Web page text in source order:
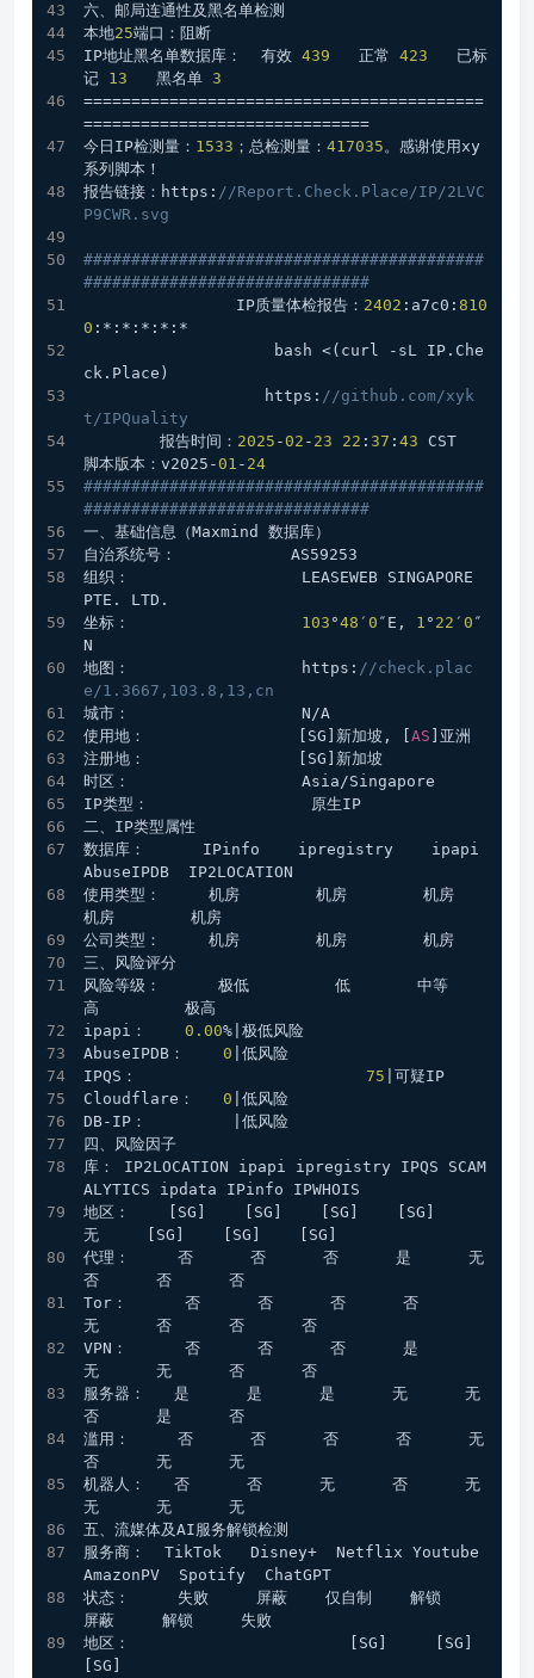
六、邮局连通性及黑名单检测
本地25端口：阻断
IP地址黑名单数据库：  有效 439
   正常
423
   已标
记 13
   黑名单
3
==========================================
==============================
今日IP检测量： 1533 ；总检测量： 417035。感谢使用xy
系列脚本！
报告链接：https: //Report.Check.Place/IP/2LVC
P9CWR.svg
##########################################
##############################
                IP质量体检报告：
2402 :a7c0: 810
0 :*:*:*:*:*
ck.Place)
                   https:
//github.com/xyk
t/IPQuality
        报告时间：
2025 -02 - 23 22 : 37 : 43 CST
脚本版本：v2025-01 - 24
##########################################
##############################
一、基础信息（Maxmind 数据库）
自治系统号：            AS59253
组织：                  LEASEWEB SINGAPORE
PTE. LTD.
坐标： 103 °48 ′ 0 ″E, 1 ° 22 ′ 0 ″
N
地图：                  https: //check.plac
e/1.3667,103.8,13,cn
城市：                  N/A
使用地：                [SG]新加坡, [ AS ]亚洲
注册地：                [SG]新加坡
时区：                  Asia/Singapore
IP类型：                 原生IP
二、IP类型属性
数据库：      IPinfo    ipregistry    ipapi
AbuseIPDB  IP2LOCATION
使用类型：     机房        机房        机房
机房        机房
三、风险评分
风险等级：      极低         低       中等
高         极高
ipapi： 0.00%|极低风险
AbuseIPDB： 0 |低风险
IPQS： 75 |可疑IP
Cloudflare： 0 |低风险
DB-IP：         |低风险
四、风险因子
库： IP2LOCATION ipapi ipregistry IPQS SCAM
ALYTICS ipdata IPinfo IPWHOIS
地区：    [SG]    [SG]    [SG]    [SG]
无     [SG]    [SG]    [SG]
代理：     否      否      否      是      无
否      否      否
Tor：      否      否      否      否
无      否      否      否
VPN：      否      否      否      是
无      无      否      否
服务器：   是      是      是      无      无
否      是      否
滥用：     否      否      否      否      无
否      无      无
机器人：   否      否      无      否      无
无      无      无
五、流媒体及AI服务解锁检测
服务商：  TikTok   Disney+  Netflix Youtube
AmazonPV  Spotify  ChatGPT
状态：     失败     屏蔽    仅自制    解锁
屏蔽     解锁     失败
地区：                       [SG]     [SG]
[SG]